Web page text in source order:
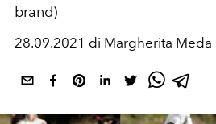
brand)
28.09.2021 di Margherita Meda